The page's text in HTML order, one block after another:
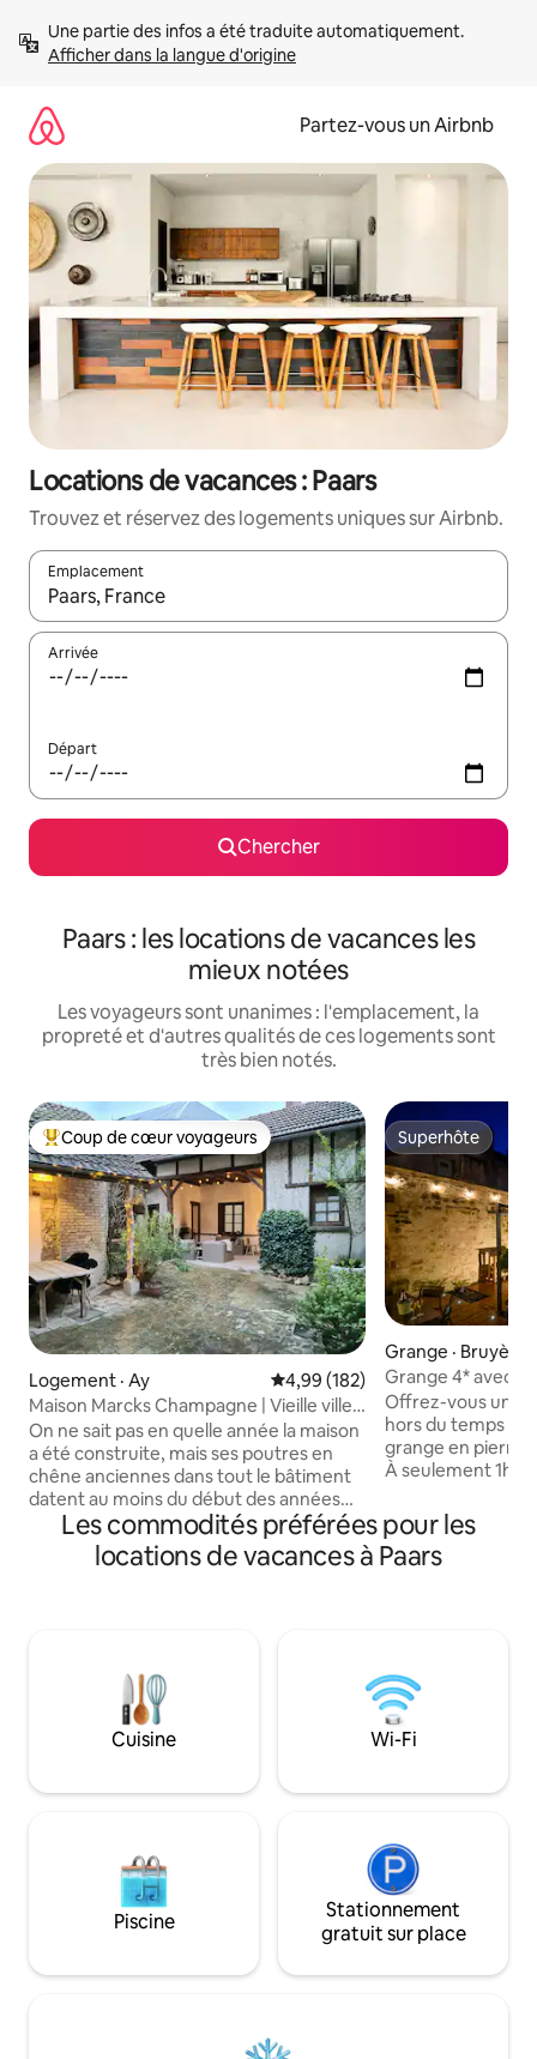
directement
Afficher dans la langue d'origine
Partez-vous un Airbnb
Locations de vacances : Paars
Trouvez et réservez des logements uniques sur Airbnb.
Emplacement
Quand les résultats sont affichés, parcourez-les en utilisant
Arrivée
Départ
Chercher
Paars : les locations de vacances les
mieux notées
Les voyageurs sont unanimes : l'emplacement, la
propreté et d'autres qualités de ces logements sont
très bien notés.
Coup de cœur voyageurs parmi les plus aimés
Coup de cœur voyageurs
Logement · Ay Note moyenne de 4,99 sur 5,
4,99 (182)
Maison Marcks Champagne | Vieille ville
d'Ay
On ne sait pas en quelle année la maison
a été construite, mais ses poutres en
chêne anciennes dans tout le bâtiment
datent au moins du début des années
1600. Les hauts plafonds offrent un
espace spacieux et aéré mais très
confortable sur trois étages. La cour
La Maison Marcks est une maison
confortable et exclusive pour séjourner
tout en explorant la Champagne et ses
nombreux vignobles légendaires.
Superhôte
Superhôte
Grange ·
bérault
Grange 4* avec
Paris
Offrez-vous une
hors du temps
grange en pierre
À seulement
terrasse intime
suites
amoureux, entre
min), tout est
ressourçant.
Les commodités préférées pour les
locations de vacances à Paars
Cuisine Wi-Fi
Piscine
Stationnement
gratuit sur place